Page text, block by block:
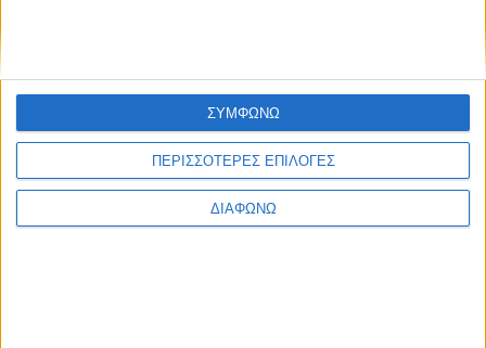
ΠΕΡΙΣΣΟΤΕΡΕΣ ΕΠΙΛΟΓΕΣ
ΔΙΑΦΩΝΩ
ΣΥΜΦΩΝΩ